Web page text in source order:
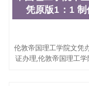
QQ微信
551190476泰国
回国证明QQ微
551190476外
德国留学回国
证明QQ微信
凭原版1：1
伦敦帝国理工学院文凭
证办理,伦敦帝国理工